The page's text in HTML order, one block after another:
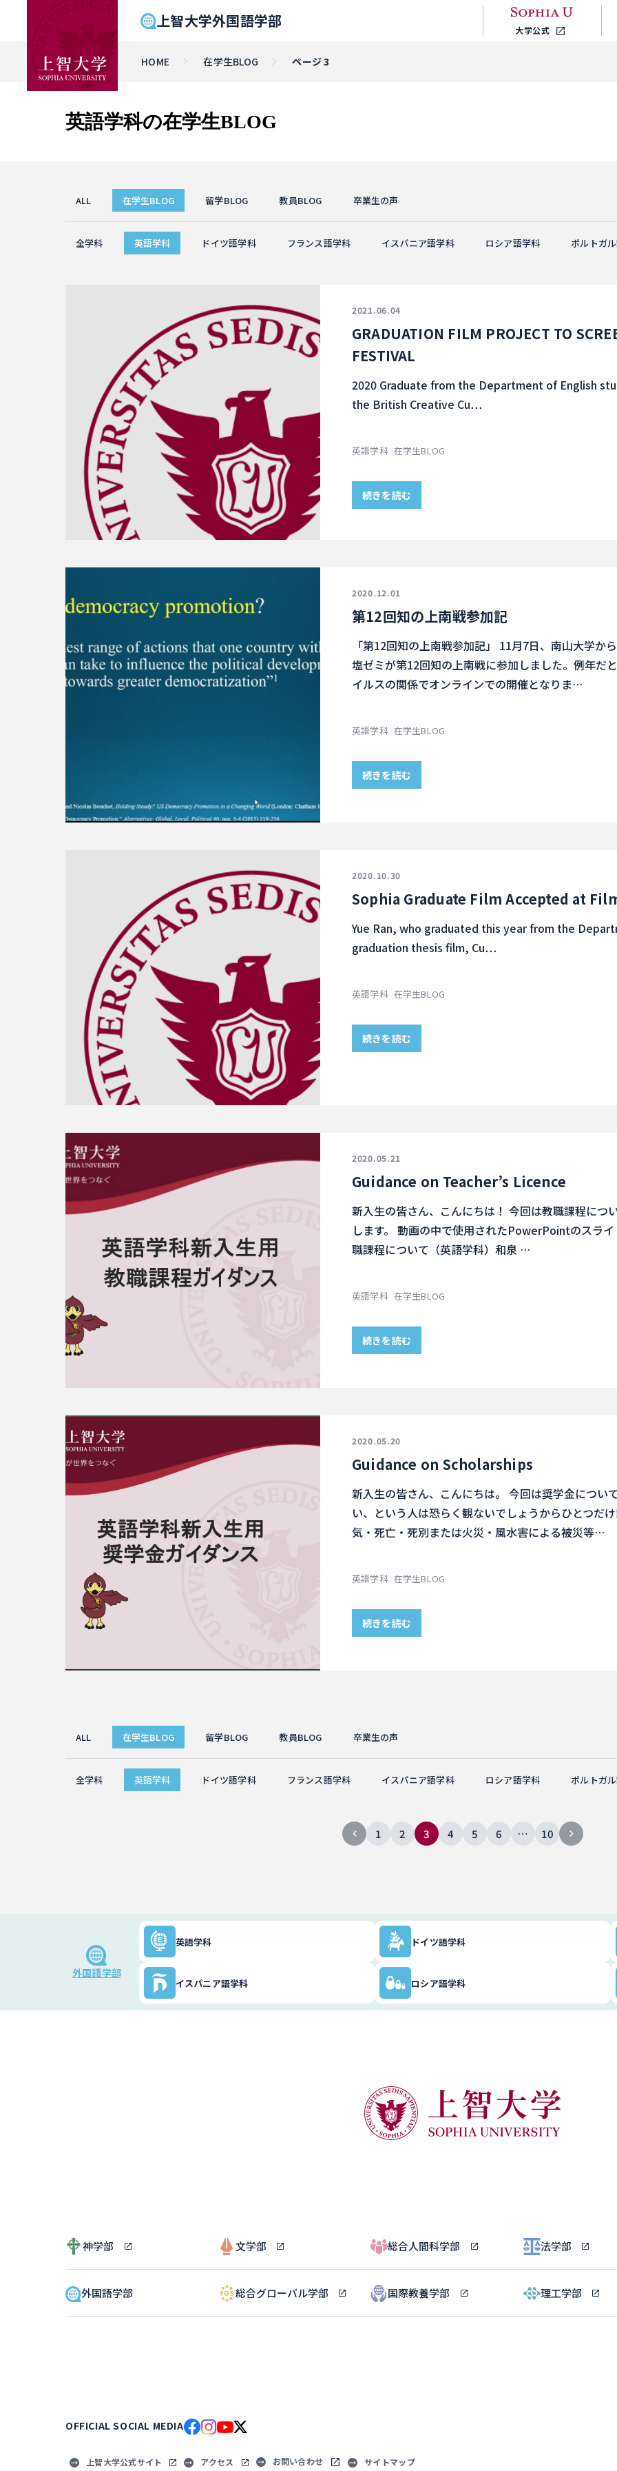
上智大学外国語学部 大学公式
HOME 在学生BLOG ページ 3
英語学科の在学生BLOG
ALL 在学生BLOG 留学BLOG 教員BLOG 卒業生の声
全学科 英語学科 ドイツ語学科 フランス語学科 イスパニア語学科 ロシア語学科 ポルトガ
2021.06.04
GRADUATION FILM PROJECT TO
FESTIVAL
2020 Graduate from the Department of English
the British Creative Cu…
英語学科 在学生BLOG
続きを読む
2020.12.01
第12回知の上南戦参加記
「第12回知の上南戦参加記」 11月7日、南山大学
塩ゼミが第12回知の上南戦に参加しました。例年だ
イルスの関係でオンラインでの開催となりま…
英語学科 在学生BLOG
続きを読む
2020.10.30
Sophia Graduate Film Accepted at
Yue Ran, who graduated this year from the
graduation thesis film, Cu…
英語学科 在学生BLOG
続きを読む
2020.05.21
Guidance on Teacher’s Licence
新入生の皆さん、こんにちは！ 今回は教職課程につ
します。 動画の中で使用されたPowerPointのスラ
職課程について（英語学科）和泉 …
英語学科 在学生BLOG
続きを読む
2020.05.20
Guidance on Scholarships
新入生の皆さん、こんにちは。 今回は奨学金につい
い、という人は恐らく観ないでしょうからひとつだ
気・死亡・死別または火災・風水害による被災等…
英語学科 在学生BLOG
続きを読む
ALL 在学生BLOG 留学BLOG 教員BLOG 卒業生の声
全学科 英語学科 ドイツ語学科 フランス語学科 イスパニア語学科 ロシア語学科 ポルトガ
1 2 3 4 5 6 … 10
外国語学部
英語学科 ドイツ語学科
イスパニア語学科 ロシア語学科
神学部 文学部 総合人間科学部 法学部
外国語学部 総合グローバル学部 国際教養学部 理工学部
OFFICIAL SOCIAL MEDIA
上智大学公式サイト アクセス お問い合わせ サイトマップ